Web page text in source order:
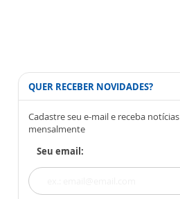
QUER RECEBER NOVIDADES?
Cadastre seu e-mail e receba notícias
mensalmente
Seu email: